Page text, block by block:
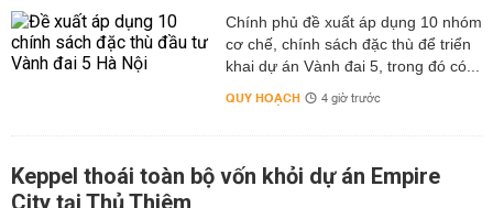
Chính phủ đề xuất áp dụng 10 nhóm
cơ chế, chính sách đặc thù để triển
khai dự án Vành đai 5, trong đó có...
QUY HOẠCH 4 giờ trước
Keppel thoái toàn bộ vốn khỏi dự án Empire
City tại Thủ Thiêm